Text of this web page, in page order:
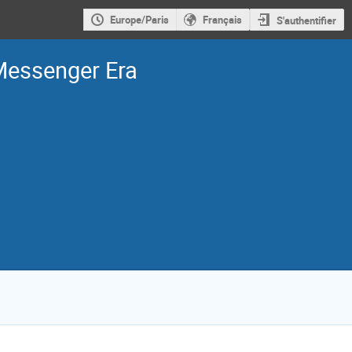
Europe/Paris Français S'authentifier
Era